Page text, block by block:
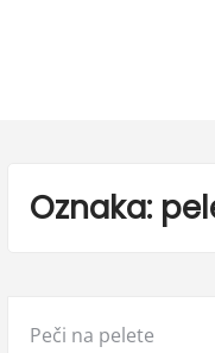
Oznaka:
Posted
Peči na pelete